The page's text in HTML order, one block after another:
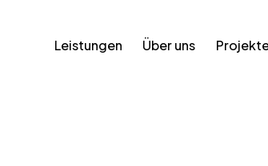
Leistungen Über uns